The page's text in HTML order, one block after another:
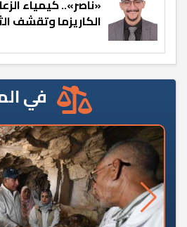
«ناصر».. كيمياء
الكاريزما وتقشف
في